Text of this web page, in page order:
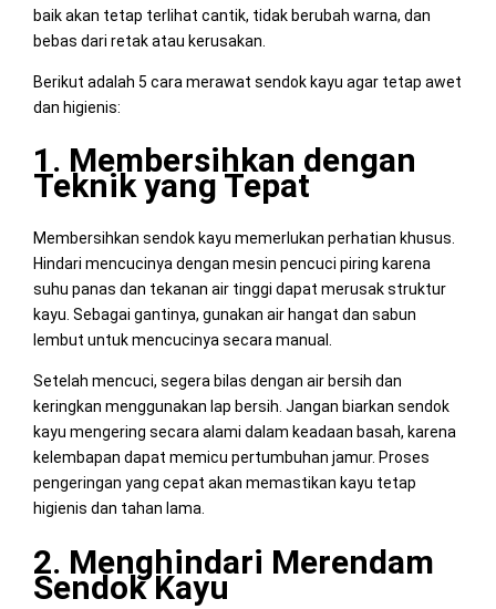
baik akan tetap terlihat cantik, tidak berubah warna, dan
bebas dari retak atau kerusakan.
Berikut adalah 5 cara merawat sendok kayu agar tetap awet
dan higienis:
1. Membersihkan dengan
Teknik yang Tepat
Membersihkan sendok kayu memerlukan perhatian khusus.
Hindari mencucinya dengan mesin pencuci piring karena
suhu panas dan tekanan air tinggi dapat merusak struktur
kayu. Sebagai gantinya, gunakan air hangat dan sabun
lembut untuk mencucinya secara manual.
Setelah mencuci, segera bilas dengan air bersih dan
keringkan menggunakan lap bersih. Jangan biarkan sendok
kayu mengering secara alami dalam keadaan basah, karena
kelembapan dapat memicu pertumbuhan jamur. Proses
pengeringan yang cepat akan memastikan kayu tetap
higienis dan tahan lama.
2. Menghindari Merendam
Sendok Kayu